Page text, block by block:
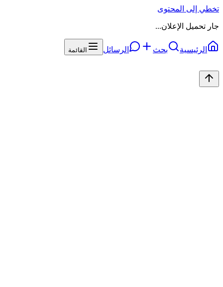
تخطي إلى المحتوى
جار تحميل الإعلان...
الرئيسية بحث الرسائل القائمة